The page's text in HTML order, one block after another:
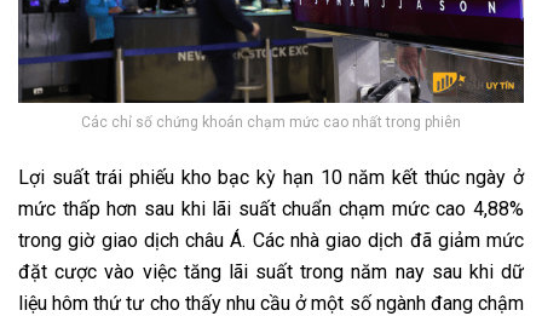
Các chỉ số chứng khoán chạm mức cao nhất trong phiên
Lợi suất trái phiếu kho bạc kỳ hạn 10 năm kết thúc ngày ở
mức thấp hơn sau khi lãi suất chuẩn chạm mức cao 4,88%
trong giờ giao dịch châu Á. Các nhà giao dịch đã giảm mức
đặt cược vào việc tăng lãi suất trong năm nay sau khi dữ
liệu hôm thứ tư cho thấy nhu cầu ở một số ngành đang chậm